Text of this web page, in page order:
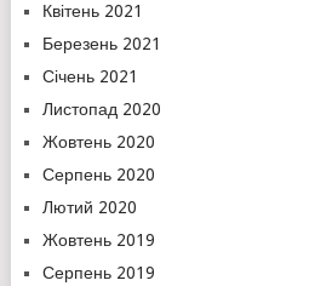
Квітень 2021
Березень 2021
Січень 2021
Листопад 2020
Жовтень 2020
Серпень 2020
Лютий 2020
Жовтень 2019
Серпень 2019